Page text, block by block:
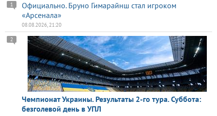
Официально. Бруно Гимарайнш стал игроком
«Арсенала»
1
08.08.2026, 21:20
Чемпионат Украины. Результаты 2-го тура. Суббота:
безголевой день в УПЛ
2